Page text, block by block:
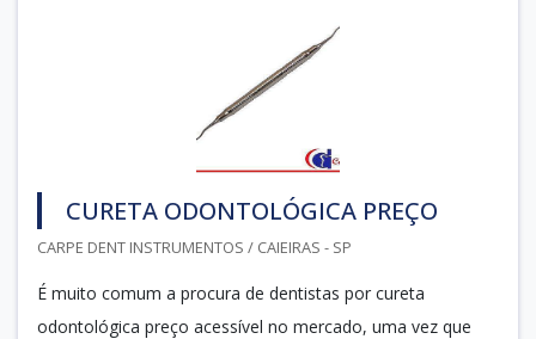
CURETA ODONTOLÓGICA PREÇO
CARPE DENT INSTRUMENTOS / CAIEIRAS - SP
É muito comum a procura de dentistas por cureta
odontológica preço acessível no mercado, uma vez que